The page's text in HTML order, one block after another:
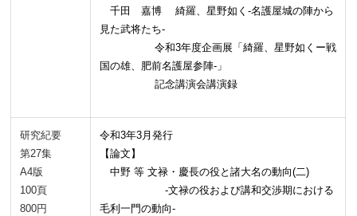
千田 嘉博 綺羅、星野如く-名護屋城の陣から
見た武将たち-
令和3年度企画展「綺羅、星野如くー戦
国の雄、肥前名護屋参陣-」
記念講演会講演録
研究紀要
第27集
A4版
100頁
800円
令和3年3月発行
【論文】
中野 等 文禄・慶長の役と諸大名の動向(二)
-文禄の役および講和交渉期における
毛利一門の動向-